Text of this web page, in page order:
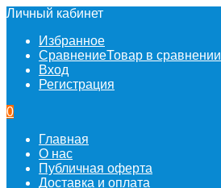
Личный кабинет
Избранное
СравнениеТовар в сравнении
Вход
Регистрация
0
Главная
О нас
Публичная оферта
Доставка и оплата